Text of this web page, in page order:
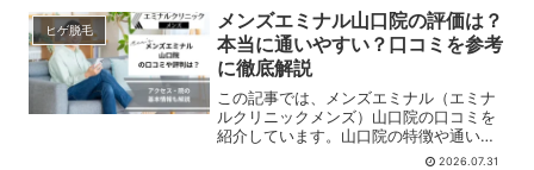
ヒゲ脱毛
メンズエミナル山口院の評価は？
本当に通いやすい？口コミを参考
に徹底解説
この記事では、メンズエミナル（エミナ
ルクリニックメンズ）山口院の口コミを
紹介しています。山口院の特徴や通いや
すいと言われている理由を解説している
2026.07.31